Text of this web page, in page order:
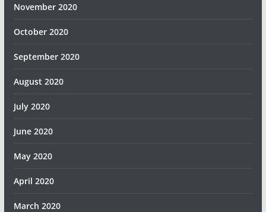
November 2020
October 2020
September 2020
August 2020
July 2020
June 2020
May 2020
April 2020
March 2020